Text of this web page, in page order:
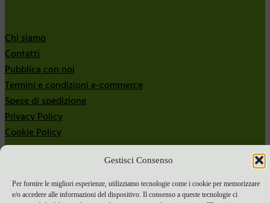
Gestisci Consenso
Per fornire le migliori esperienze, utilizziamo tecnologie come i cookie per memorizzare
e/o accedere alle informazioni del dispositivo. Il consenso a queste tecnologie ci
Chi siamo
Contatti
Pubblica con noi
Termini e condizioni e-commerce
Spese di spedizione
Privacy Policy
Cookie Policy
Bandi 2025